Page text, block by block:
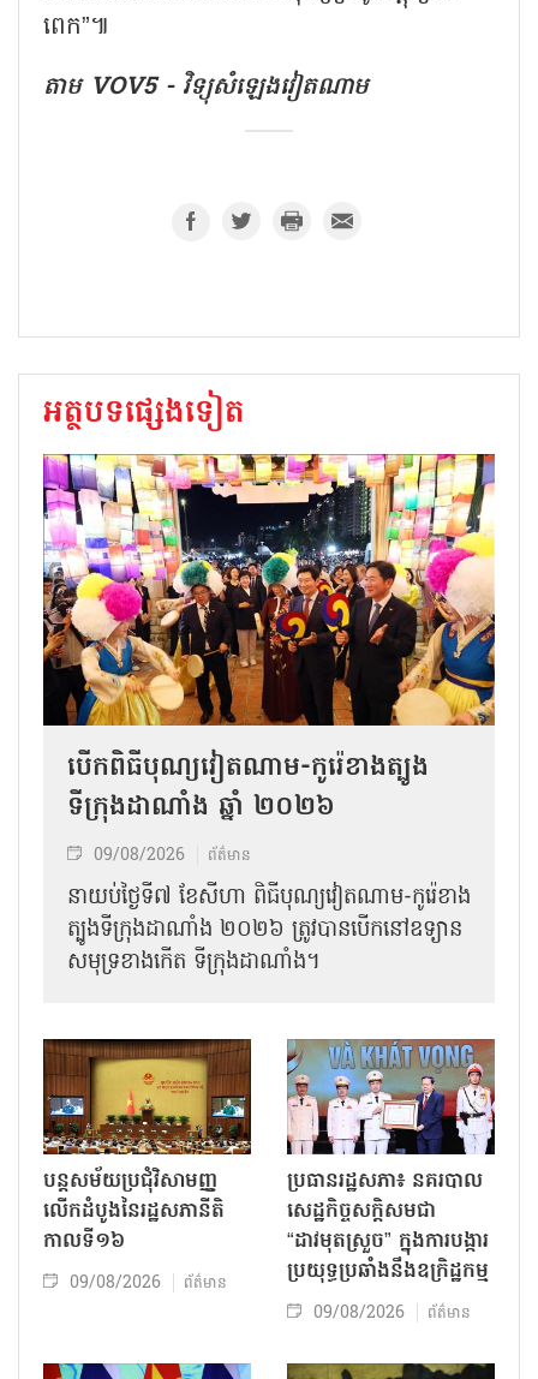
ពេក”៕
តាម VOV5 - វិទ្យុសំឡេងវៀតណាម
អត្ថបទផ្សេងទៀត
បើកពិធីបុណ្យវៀតណាម-កូរ៉េខាងត្បូង
ទីក្រុងដាណាំង ឆ្នាំ ២០២៦
09/08/2026 ព័ត៌មាន
នាយប់ថ្ងៃទី៧ ខែសីហា ពិធីបុណ្យវៀតណាម-កូរ៉េខាង
ត្បូងទីក្រុងដាណាំង ២០២៦ ត្រូវបានបើកនៅឧទ្យាន
សមុទ្រខាងកើត ទីក្រុងដាណាំង។
បន្តសម័យប្រជុំវិសាមញ្ញ
លើកដំបូងនៃរដ្ឋសភានីតិ
កាលទី១៦
09/08/2026 ព័ត៌មាន
ប្រធានរដ្ឋសភា៖ នគរបាល
សេដ្ឋកិច្ចសក្តិសមជា
“ដាវមុតស្រួច” ក្នុងការបង្ការ
ប្រយុទ្ធប្រឆាំងនឹងឧក្រិដ្ឋកម្ម
09/08/2026 ព័ត៌មាន